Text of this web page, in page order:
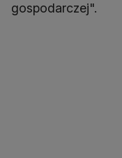
gospodarczej".